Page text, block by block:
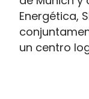
Energética,
un centro